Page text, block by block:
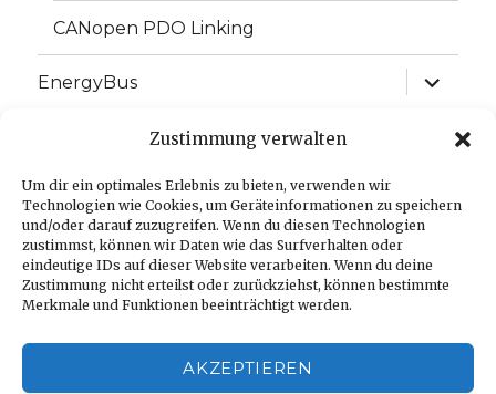
Zustimmung verwalten
Um dir ein optimales Erlebnis zu bieten, verwenden wir
Technologien wie Cookies, um Geräteinformationen zu speichern
und/oder darauf zuzugreifen. Wenn du diesen Technologien
zustimmst, können wir Daten wie das Surfverhalten oder
eindeutige IDs auf dieser Website verarbeiten. Wenn du deine
Zustimmung nicht erteilst oder zurückziehst, können bestimmte
Merkmale und Funktionen beeinträchtigt werden.
AKZEPTIEREN
CANopen PDO Linking
EnergyBus
J1939
Sprache:
Impressum